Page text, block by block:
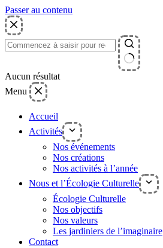
Passer au contenu
Aucun résultat
Menu
Accueil
Activités
Nos événements
Nos créations
Nos activités à l’année
Nous et l’Écologie Culturelle
Écologie Culturelle
Nos objectifs
Nos valeurs
Les jardiniers de l’imaginaire
Contact